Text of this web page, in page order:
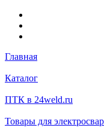
Главная
Каталог
ПТК в 24weld.ru
Товары для